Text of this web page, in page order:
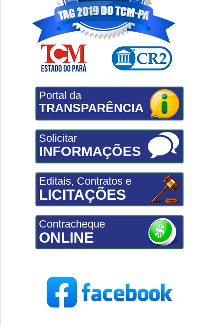
Portal da
TRANSPARÊNCIA
Solicitar
INFORMAÇÕES
Editais, Contratos e
LICITAÇÕES
Contracheque
ONLINE